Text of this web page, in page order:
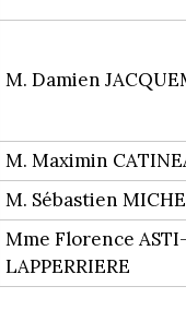
M. Damien
M. Maximin
M. Sébastien
Mme Florence ASTI-
LAPPERRIERE